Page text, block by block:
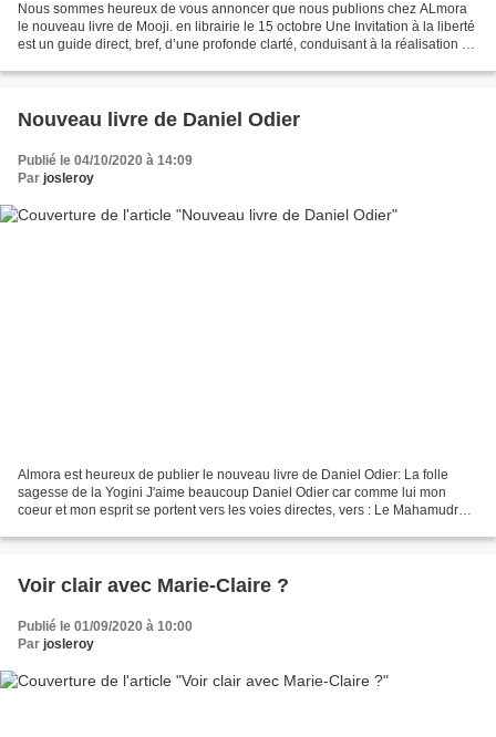
Nous sommes heureux de vous annoncer que nous publions chez ALmora
le nouveau livre de Mooji. en librairie le 15 octobre Une Invitation à la liberté
est un guide direct, bref, d’une profonde clarté, conduisant à la réalisation du
Nouveau livre de Daniel Odier
Publié le 04/10/2020 à 14:09
Par josleroy
Almora est heureux de publier le nouveau livre de Daniel Odier: La folle
sagesse de la Yogini J'aime beaucoup Daniel Odier car comme lui mon
coeur et mon esprit se portent vers les voies directes, vers : Le Mahamudra
Voir clair avec Marie-Claire ?
Publié le 01/09/2020 à 10:00
Par josleroy